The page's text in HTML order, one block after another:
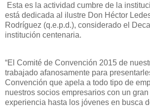
Esta es la actividad cumbre de la i
está dedicada al ilustre Don Héctor
Rodríguez (q.e.p.d.), considerado el
institución centenaria.
“El Comité de Convención 2015 de
trabajado afanosamente para
Convención que apela a todo tipo de
nuestros socios empresarios con un
experiencia hasta los jóvenes en busca